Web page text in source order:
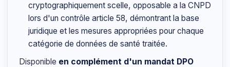
cryptographiquement scelle, opposable a la CNPD
lors d'un contrôle article 58, démontrant la base
juridique et les mesures appropriées pour chaque
catégorie de données de santé traitée.
Disponible en complément d'un mandat DPO